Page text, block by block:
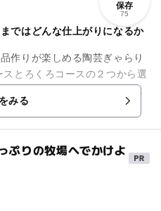
保存
75
ではどんな仕上がりになるか
作りが楽しめる陶芸ぎゃらり
とろくろコースの２つから選
方のために焼成後の自宅配送
みる
ぷりの牧場へでかけよ